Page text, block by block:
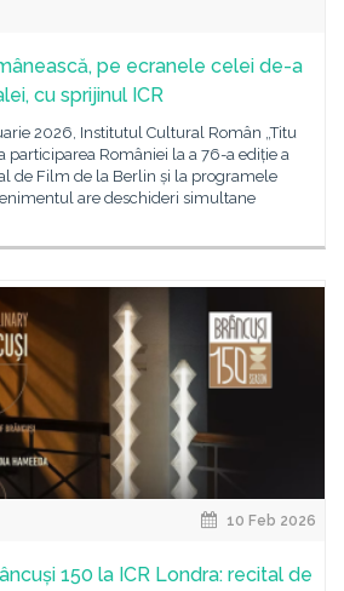
pe ecranele celei de-a
cu sprijinul ICR
2026, Institutul Cultural Român „Titu
participarea României la a 76-a ediție a
de Film de la Berlin și la programele
are deschideri simultane
10 Feb 2026
150 la ICR Londra: recital de